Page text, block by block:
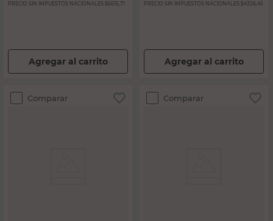
PRECIO SIN IMPUESTOS NACIONALES: $6615,71
Agregar al carrito
PRECIO SIN IMPUESTOS NACIONALES: $4326,45
Agregar al carrito
Comparar Comparar